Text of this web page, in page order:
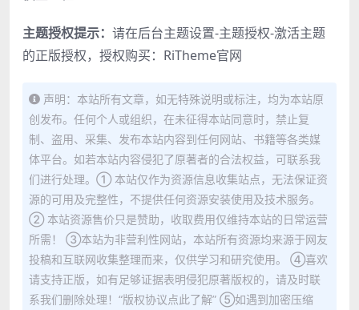
主题授权提示： 请在后台主题设置-主题授权-激活主题
的正版授权，授权购买： RiTheme官网
声明：本站所有文章，如无特殊说明或标注，均为本站原
创发布。任何个人或组织，在未征得本站同意时，禁止复
制、盗用、采集、发布本站内容到任何网站、书籍等各类媒
体平台。如若本站内容侵犯了原著者的合法权益，可联系我
们进行处理。① 本站仅作为资源信息收集站点，无法保证资
源的可用及完整性，不提供任何资源安装使用及技术服务。
② 本站资源售价只是赞助，收取费用仅维持本站的日常运营
所需！ ③本站为非营利性网站，本站所有资源均来源于网友
投稿和互联网收集整理而来，仅供学习和研究使用。 ④喜欢
请支持正版，如有足够证据表明侵犯原著版权的，请及时联
系我们删除处理！“版权协议点此了解” ⑤如遇到加密压缩